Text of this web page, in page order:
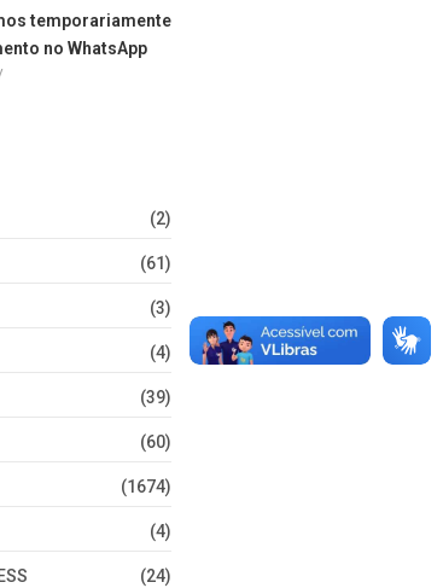
temporariamente
no WhatsApp
(2)
(61)
(3)
(4)
(39)
(60)
(1674)
(4)
(24)